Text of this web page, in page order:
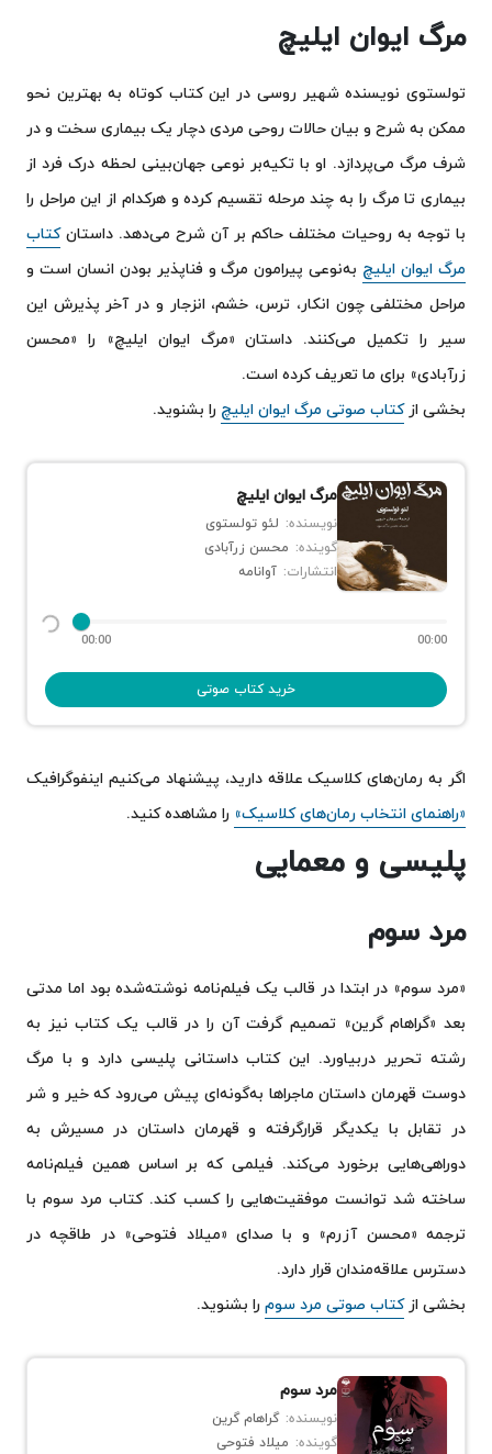
مرگ ایوان ایلیچ
تولستوی نویسنده شهیر روسی در این کتاب کوتاه به بهترین نحو
ممکن به شرح و بیان حالات روحی مردی دچار یک بیماری سخت و در
شرف مرگ می‌پردازد. او با تکیه‌بر نوعی جهان‌بینی لحظه درک فرد از
بیماری تا مرگ را به چند مرحله تقسیم کرده و هرکدام از این مراحل را
با توجه به روحیات مختلف حاکم بر آن شرح می‌دهد. داستانکتاب
مرگ ایوان ایلیچ به‌نوعی پیرامون مرگ و فناپذیر بودن انسان است و
مراحل مختلفی چون انکار، ترس، خشم، انزجار و در آخر پذیرش این
سیر را تکمیل می‌کنند. داستان «مرگ ایوان ایلیچ» را «محسن
زرآبادی» برای ما تعریف کرده است.
بخشی ازکتاب صوتی مرگ ایوان ایلیچ را بشنوید.
مرگ ایوان ایلیچ
نویسنده: لئو تولستوی
گوینده: محسن زرآبادی
انتشارات: آوانامه
00:00 00:00
خرید کتاب صوتی
اگر به رمان‌های کلاسیک علاقه دارید، پیشنهاد می‌کنیم اینفوگرافیک
«راهنمای انتخاب رمان‌های کلاسیک» را مشاهده کنید.
پلیسی و معمایی
مرد سوم
«مرد سوم» در ابتدا در قالب یک فیلم‌نامه نوشته‌شده بود اما مدتی
بعد «گراهام گرین» تصمیم گرفت آن را در قالب یک کتاب نیز به
رشته تحریر دربیاورد. این کتاب داستانی پلیسی دارد و با مرگ
دوست قهرمان داستان ماجراها به‌گونه‌ای پیش می‌رود که خیر و شر
در تقابل با یکدیگر قرارگرفته و قهرمان داستان در مسیرش به
دوراهی‌هایی برخورد می‌کند. فیلمی که بر اساس همین فیلم‌نامه
ساخته شد توانست موفقیت‌هایی را کسب کند. کتاب مرد سوم با
ترجمه «محسن آزرم» و با صدای «میلاد فتوحی» در طاقچه در
دسترس علاقه‌مندان قرار دارد.
بخشی ازکتاب صوتی مرد سوم را بشنوید.
مرد سوم
نویسنده: گراهام گرین
گوینده: میلاد فتوحی